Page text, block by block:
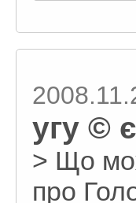
угу ©
> Що
про